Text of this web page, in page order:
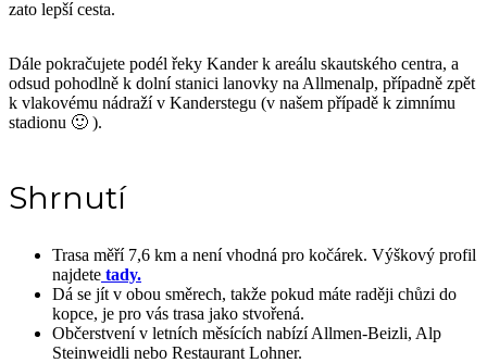
zato lepší cesta.
Dále pokračujete podél řeky Kander k areálu skautského centra, a
odsud pohodlně k dolní stanici lanovky na Allmenalp, případně zpět
k vlakovému nádraží v Kanderstegu (v našem případě k zimnímu
stadionu 🙂 ).
Shrnutí
Trasa měří 7,6 km a není vhodná pro kočárek. Výškový profil
najdete tady.
Dá se jít v obou směrech, takže pokud máte raději chůzi do
kopce, je pro vás trasa jako stvořená.
Občerstvení v letních měsících nabízí Allmen-Beizli, Alp
Steinweidli nebo Restaurant Lohner.